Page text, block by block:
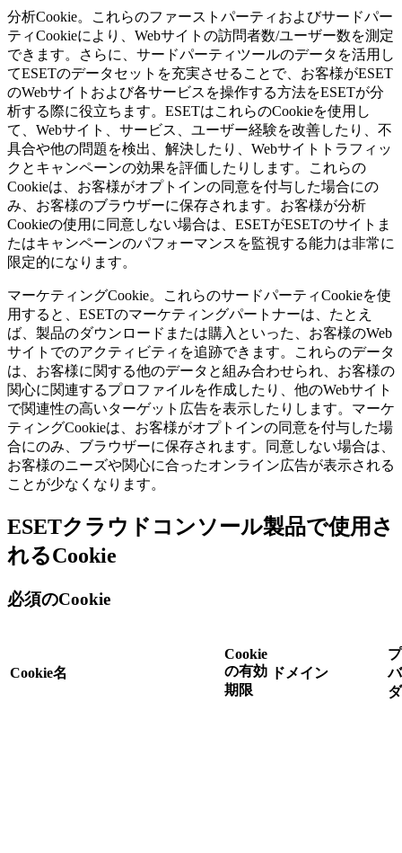
分析Cookie。
これらのファーストパーティおよびサードパー
ティCookieにより、Webサイトの訪問者数/ユーザー数を測定
できます。さらに、サードパーティツールのデータを活用し
てESETのデータセットを充実させることで、お客様がESET
のWebサイトおよび各サービスを操作する方法をESETが分
析する際に役立ちます。ESETはこれらのCookieを使用し
て、Webサイト、サービス、ユーザー経験を改善したり、不
具合や他の問題を検出、解決したり、Webサイトトラフィッ
クとキャンペーンの効果を評価したりします。これらの
Cookieは、お客様がオプトインの同意を付与した場合にの
み、お客様のブラウザーに保存されます。お客様が分析
Cookieの使用に同意しない場合は、ESETがESETのサイトま
たはキャンペーンのパフォーマンスを監視する能力は非常に
限定的になります。
マーケティングCookie。
これらのサードパーティCookieを使
用すると、ESETのマーケティングパートナーは、たとえ
ば、製品のダウンロードまたは購入といった、お客様のWeb
サイトでのアクティビティを追跡できます。これらのデータ
は、お客様に関する他のデータと組み合わせられ、お客様の
関心に関連するプロファイルを作成したり、他のWebサイト
で関連性の高いターゲット広告を表示したりします。マーケ
ティングCookieは、お客様がオプトインの同意を付与した場
合にのみ、ブラウザーに保存されます。同意しない場合は、
お客様のニーズや関心に合ったオンライン広告が表示される
ことが少なくなります。
ESETクラウドコンソール製品で使用さ
れるCookie
必須のCookie
Cookie名
Cookie
の有効
期限
ドメイン
ダ